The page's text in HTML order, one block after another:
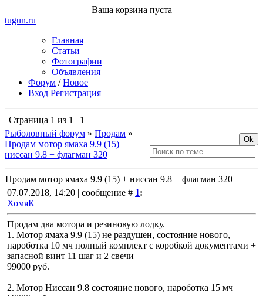
Ваша корзина пуста
tugun.ru
Главная
Статьи
Фотографии
Объявления
Форум /Новое
Вход Регистрация
Страница 1 из 1
1
Рыболовный форум » Продам »
Продам мотор ямаха 9.9 (15) +
ниссан 9.8 + флагман 320
Продам мотор ямаха 9.9 (15) + ниссан 9.8 + флагман 320
07.07.2018, 14:20 | сообщение # 1:
ХомяК
Продам два мотора и резиновую лодку.
1. Мотор ямаха 9.9 (15) не раздушен, состояние нового,
нароботка 10 мч полный комплект с коробкой документами +
запасной винт 11 шаг и 2 свечи
99000 руб.
2. Мотор Ниссан 9.8 состояние нового, нароботка 15 мч